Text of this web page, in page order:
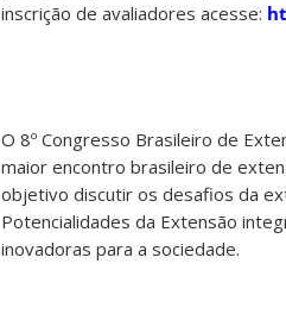
inscrição de avaliadores acesse:
O 8º Congresso Brasileiro de
maior encontro brasileiro de
objetivo discutir os desafios da
Potencialidades da Extensão
inovadoras para a sociedade.